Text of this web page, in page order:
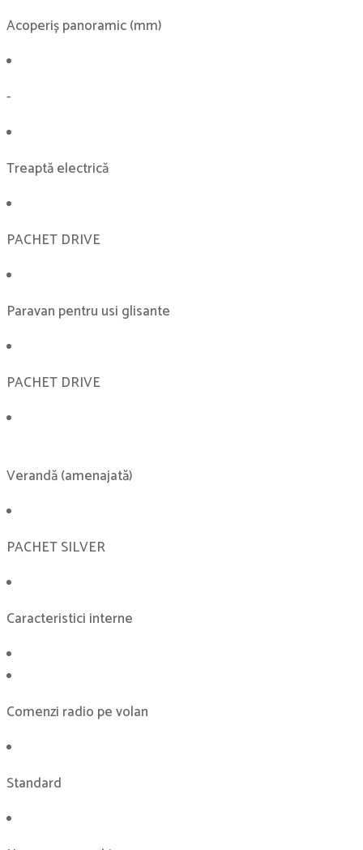
Acoperiș panoramic (mm)
-
Treaptă electrică
PACHET DRIVE
Paravan pentru usi glisante
PACHET DRIVE
Verandă (amenajată)
PACHET SILVER
Caracteristici interne
Comenzi radio pe volan
Standard